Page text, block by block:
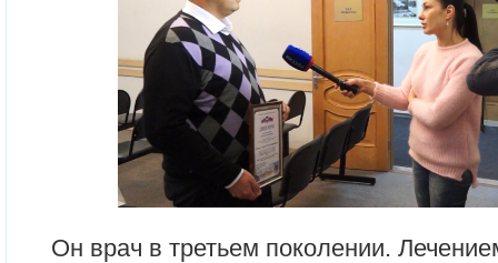
Он врач в третьем поколении.